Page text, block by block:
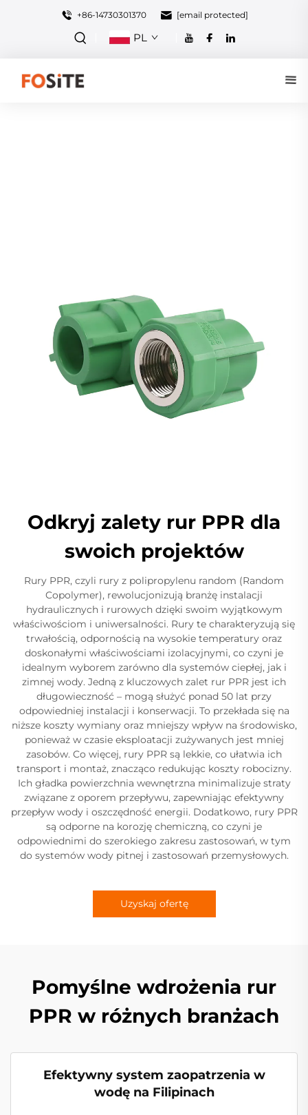
+86-14730301370 [email protected]
PL
Odkryj zalety rur PPR dla
swoich projektów
Rury PPR, czyli rury z polipropylenu random (Random
Copolymer), rewolucjonizują branżę instalacji
hydraulicznych i rurowych dzięki swoim wyjątkowym
właściwościom i uniwersalności. Rury te charakteryzują się
trwałością, odpornością na wysokie temperatury oraz
doskonałymi właściwościami izolacyjnymi, co czyni je
idealnym wyborem zarówno dla systemów ciepłej, jak i
zimnej wody. Jedną z kluczowych zalet rur PPR jest ich
długowieczność – mogą służyć ponad 50 lat przy
odpowiedniej instalacji i konserwacji. To przekłada się na
niższe koszty wymiany oraz mniejszy wpływ na środowisko,
ponieważ w czasie eksploatacji zużywanych jest mniej
zasobów. Co więcej, rury PPR są lekkie, co ułatwia ich
transport i montaż, znacząco redukując koszty robocizny.
Ich gładka powierzchnia wewnętrzna minimalizuje straty
związane z oporem przepływu, zapewniając efektywny
przepływ wody i oszczędność energii. Dodatkowo, rury PPR
są odporne na korozję chemiczną, co czyni je
odpowiednimi do szerokiego zakresu zastosowań, w tym
do systemów wody pitnej i zastosowań przemysłowych.
Uzyskaj ofertę
Pomyślne wdrożenia rur
PPR w różnych branżach
Efektywny system zaopatrzenia w
wodę na Filipinach